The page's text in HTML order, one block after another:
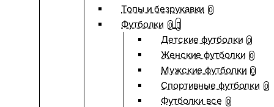
Топы и безрукавки 0
Футболки 0
Детские футболки 0
Женские футболки 0
Мужские футболки 0
Спортивные футболки 0
Футболки все 0